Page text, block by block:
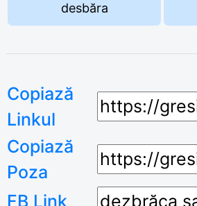
desbăra
Copiază
Linkul
Copiază
Poza
FB Link